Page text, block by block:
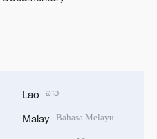
Lao ລາວ
Malay Bahasa Melayu